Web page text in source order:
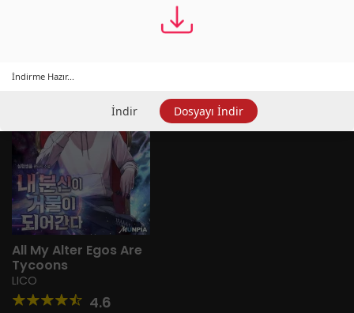
Popüler
All My Alter Egos Are
Tycoons
LICO
4.6
İndirme Hazır...
İndir Dosyayı İndir